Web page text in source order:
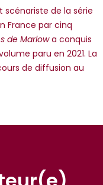
de la série
France par cinq
de Marlowa conquis
paru en 2021. La
de diffusion au